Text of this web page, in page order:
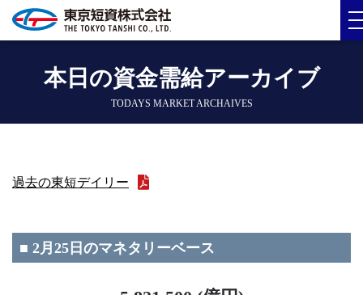
本日の資金需給アーカイブ
TODAYS MARKET ARCHAIVES
過去の東短デイリー
■ 2月25日のマネタリーベース